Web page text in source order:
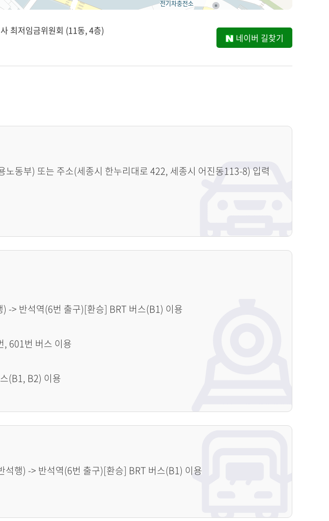
최저임금위원회 (11동, 4층)
네이버 길찾기
노동부) 또는 주소(세종시 한누리대로 422, 세종시 어진동113-8) 입력
-> 반석역(6번 출구)[환승] BRT 버스(B1) 이용
, 601번 버스 이용
(B1, B2) 이용
석행) -> 반석역(6번 출구)[환승] BRT 버스(B1) 이용